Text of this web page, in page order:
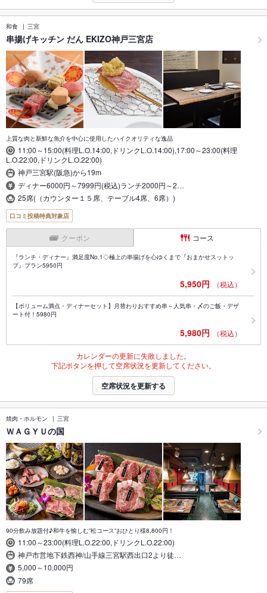
和食 三宮
串揚げキッチン だん EKIZO神戸三宮店
上質な肉と新鮮な魚介を中心に使用したハイクオリティな逸品
11:00～15:00(料理L.O.14:00,ドリンクL.O.14:00),17:00～23:00(料理
L.O.22:00,ドリンクL.O.22:00)
神戸三宮駅(阪急)から19m
ディナー6000円～7999円(税込)ランチ2000円～2…
25席(（カウンター１５席、テーブル4席、6席）)
口コミ投稿特典対象店
クーポン コース
『ランチ・ディナー』満足度No.1◇極上の串揚げを心ゆくまで『おまかせスットッ
プ』プラン5950円
5,950円 （税込）
【ボリューム満点・ディナーセット】月替わりおすすめ串～人気串・〆のご飯・デザ
ート付！5980円
5,980円 （税込）
カレンダーの更新に失敗しました。
下記ボタンを押して空席状況を更新してください。
空席状況を更新する
焼肉・ホルモン 三宮
ＷＡＧＹＵの国
90分飲み放題付♪和牛を愉しむ”松コース”おひとり様8,800円！
11:00～23:00(料理L.O.22:00,ドリンクL.O.22:00)
神戸市営地下鉄西神/山手線三宮駅西出口2より徒…
5,000～10,000円
79席